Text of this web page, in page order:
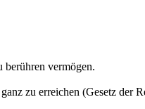
berühren vermögen.
zu erreichen (Gesetz der